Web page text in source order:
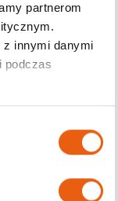
partnerom
z innymi danymi
podczas